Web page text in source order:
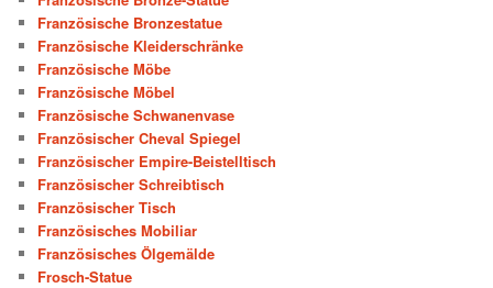
Französische Bronzestatue
Französische Kleiderschränke
Französische Möbe
Französische Möbel
Französische Schwanenvase
Französischer Cheval Spiegel
Französischer Empire-Beistelltisch
Französischer Schreibtisch
Französischer Tisch
Französisches Mobiliar
Französisches Ölgemälde
Frosch-Statue